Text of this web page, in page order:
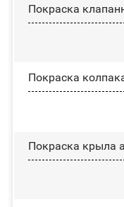
Покраска
Покраска
Покраска крыла